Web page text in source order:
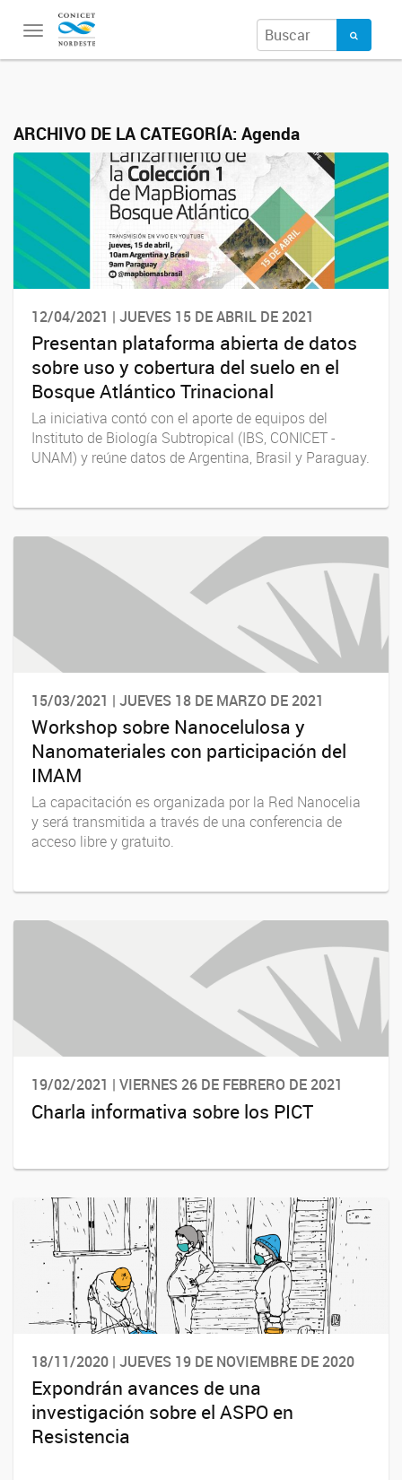
Toggle
navigation
ARCHIVO DE LA CATEGORÍA: Agenda
12/04/2021 | JUEVES 15 DE ABRIL DE 2021
Presentan plataforma abierta de datos
sobre uso y cobertura del suelo en el
Bosque Atlántico Trinacional
La iniciativa contó con el aporte de equipos del
Instituto de Biología Subtropical (IBS, CONICET -
UNAM) y reúne datos de Argentina, Brasil y Paraguay.
15/03/2021 | JUEVES 18 DE MARZO DE 2021
Workshop sobre Nanocelulosa y
Nanomateriales con participación del
IMAM
La capacitación es organizada por la Red Nanocelia
y será transmitida a través de una conferencia de
acceso libre y gratuito.
19/02/2021 | VIERNES 26 DE FEBRERO DE 2021
Charla informativa sobre los PICT
18/11/2020 | JUEVES 19 DE NOVIEMBRE DE 2020
Expondrán avances de una
investigación sobre el ASPO en
Resistencia